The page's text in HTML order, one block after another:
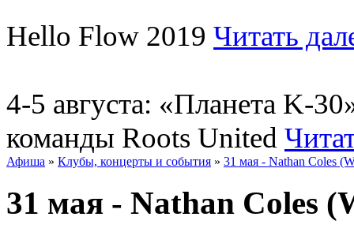
Hello Flow 2019 Читать
4-5 августа: «Планета K-
команды Roots United
Афиша » Клубы, концерты и события » 31 мая - Nathan Coles
31 мая - Nathan Coles